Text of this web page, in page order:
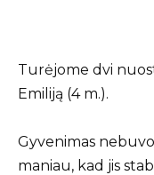
Turėjome dvi
Emiliją (4 m.).
Gyvenimas
maniau, kad jis